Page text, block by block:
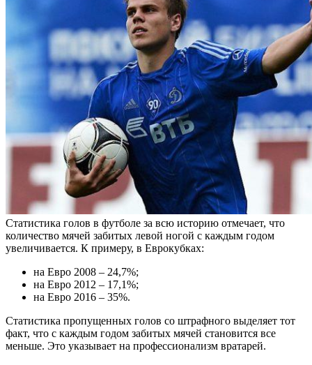
Статистика голов в футболе за всю историю отмечает, что
количество мячей забитых левой ногой с каждым годом
увеличивается. К примеру, в Еврокубках:
на Евро 2008 – 24,7%;
на Евро 2012 – 17,1%;
на Евро 2016 – 35%.
Статистика пропущенных голов со штрафного выделяет тот
факт, что с каждым годом забитых мячей становится все
меньше. Это указывает на профессионализм вратарей.